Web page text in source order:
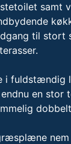
samt
til stort
i
en stor